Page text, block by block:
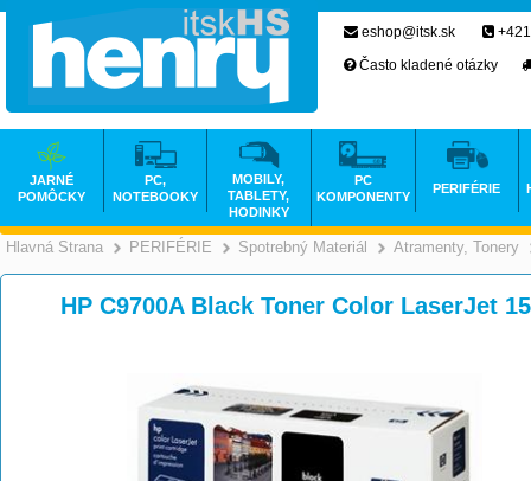
Hlavná Strana >
PERIFÉRIE >
Spotrebný Materiál >
Atramenty, Tonery
HP C9700A Black Toner Color LaserJet
eshop@itsk.sk
Často kladené otázky
JARNÉ
POMÔCKY
PC,
NOTEBOOKY
MOBILY,
TABLETY,
HODINKY
PC
KOMPONENTY
PERIFÉRIE